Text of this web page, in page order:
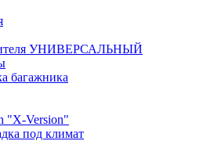
УНИВЕРСАЛЬНЫЙ
багажника
"X-Version"
под климат